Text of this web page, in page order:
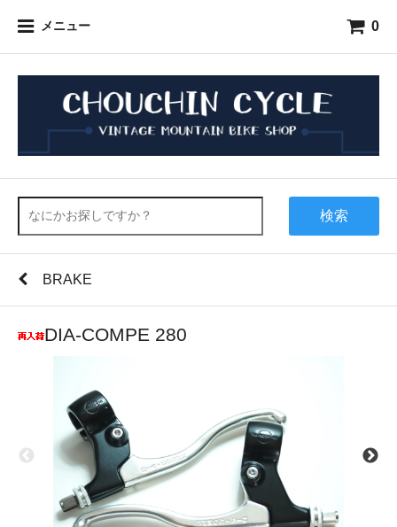
メニュー 0
検索
BRAKE
DIA-COMPE 280